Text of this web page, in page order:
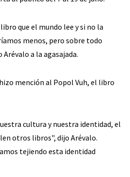
que el mundo lee y si no la
menos, pero sobre todo
a la agasajada.
mención al Popol Vuh, el libro
cultura y nuestra identidad, el
otros libros", dijo Arévalo.
tejiendo esta identidad